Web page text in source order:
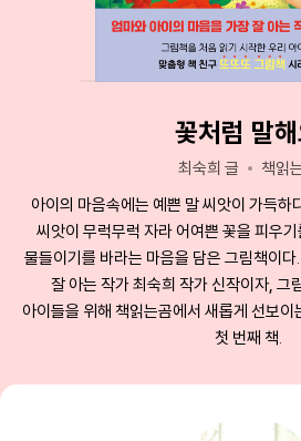
꽃처럼 말
최숙희 글
책읽
아이의 마음속에는 예쁜 말 씨앗이 가득하
씨앗이 무럭무럭 자라 어여쁜 꽃을 피우
물들이기를 바라는 마음을 담은 그림책이
잘 아는 작가 최숙희 작가 신작이자, 그
아이들을 위해 책읽는곰에서 새롭게 선보이
첫 번째 책.